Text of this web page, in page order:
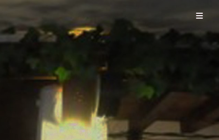
El Tabanco del tío Gregorio